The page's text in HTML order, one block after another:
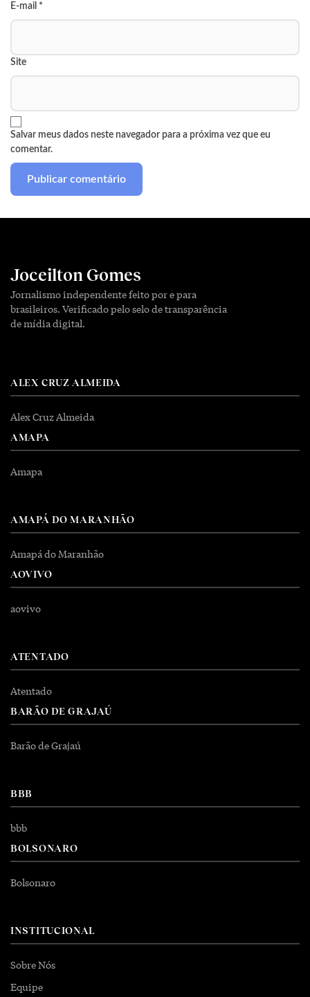
E-mail *
Site
Salvar meus dados neste navegador para a próxima vez que eu
comentar.
Joceilton Gomes
Jornalismo independente feito por e para
brasileiros. Verificado pelo selo de transparência
de mídia digital.
ALEX CRUZ ALMEIDA
Alex Cruz Almeida
AMAPA
Amapa
AMAPÁ DO MARANHÃO
Amapá do Maranhão
AOVIVO
aovivo
ATENTADO
Atentado
BARÃO DE GRAJAÚ
Barão de Grajaú
BBB
bbb
BOLSONARO
Bolsonaro
INSTITUCIONAL
Sobre Nós
Equipe